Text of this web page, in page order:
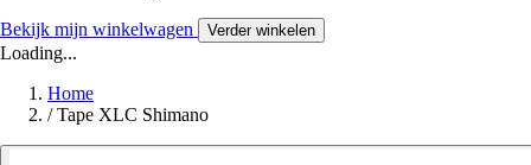
Bekijk mijn winkelwagen Verder winkelen
Loading...
Home
/ Tape XLC Shimano